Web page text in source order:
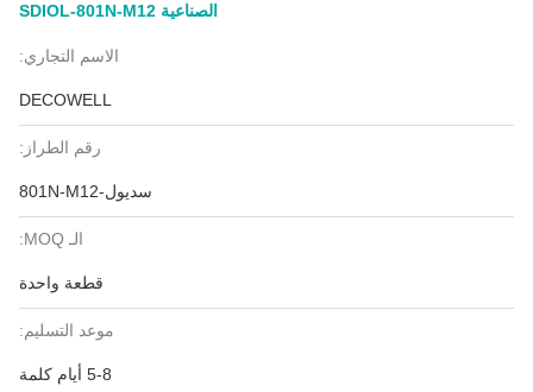
الصناعية SDIOL-801N-M12
الاسم التجاري:
DECOWELL
رقم الطراز:
سديول-801N-M12
الـ MOQ:
قطعة واحدة
موعد التسليم:
5-8 أيام كلمة